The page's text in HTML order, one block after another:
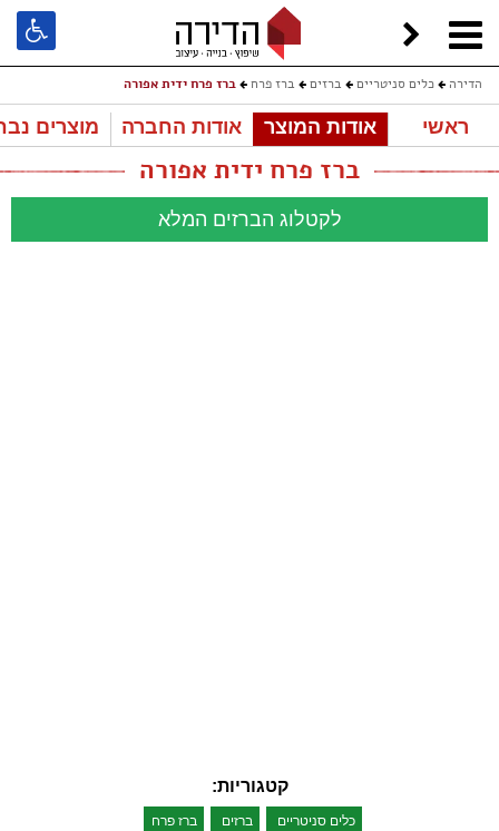
הדירה כלים סניטריים ברזים ברז פרח ברז פרח ידית אפורה
ראשי אודות המוצר אודות החברה מוצרים
ברז פרח ידית אפורה
לקטלוג הברזים המלא
קטגוריות:
כלים סניטריים ברזים ברז פרח